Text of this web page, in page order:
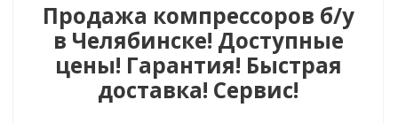
Продажа компрессоров б/у
в Челябинске! Доступные
цены! Гарантия! Быстрая
доставка! Сервис!